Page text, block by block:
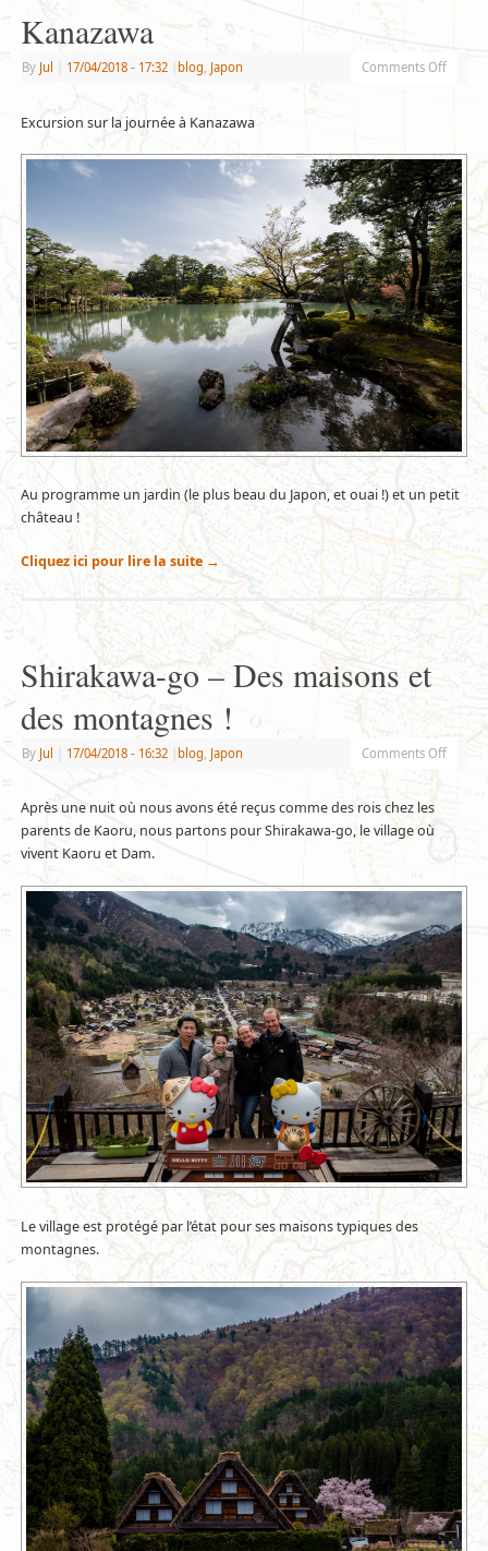
Kanazawa
By Jul 17/04/2018 - 17:32 blog, Japon Comments Off
Excursion sur la journée à Kanazawa
Au programme un jardin (le plus beau du Japon, et ouai !) et un petit
château !
Cliquez ici pour lire la suite →
Shirakawa-go – Des maisons et
des montagnes !
By Jul 17/04/2018 - 16:32 blog Japon Comments Off
Après une nuit où nous avons été reçus comme des rois chez les
parents de Kaoru, nous partons pour Shirakawa-go, le village où
vivent Kaoru et Dam.
Le village est protégé par l’état pour ses maisons typiques des
montagnes.